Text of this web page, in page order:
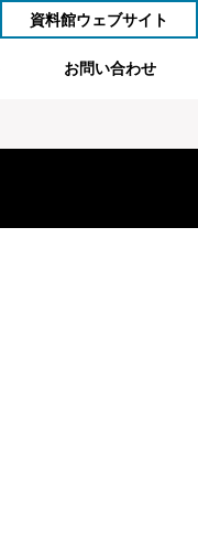
資料館ウェブサイト
お問い合わせ